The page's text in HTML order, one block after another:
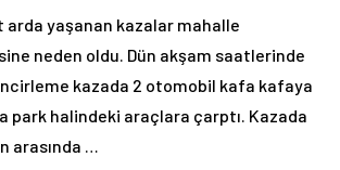
arda yaşanan kazalar mahalle
neden oldu. Dün akşam saatlerinde
kazada 2 otomobil kafa kafaya
park halindeki araçlara çarptı. Kazada
arasında …